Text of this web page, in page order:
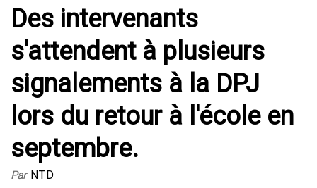
Des intervenants
s'attendent à plusieurs
signalements à la DPJ
lors du retour à l'école en
septembre.
Par NTD